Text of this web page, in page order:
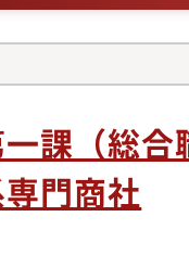
なっていま
接前に必ずご
csv/
らのビジネ
決に向けた
他契約書のレ
ーガル対応※
整や前例踏
グラウンド
、事業推進
一課（総
門商社